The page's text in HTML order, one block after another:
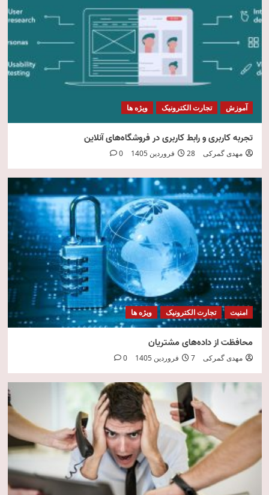
5
امنیت فناوری اطلاعات
آموزش تجارت الکترونیک ویژه ها
تجربه کاربری و رابط کاربری در فروشگاه‌های آنلاین
مهدی گمرکی 28 فروردین 1405 0
امنیت تجارت الکترونیک ویژه ها
محافظت از داده‌های مشتریان
مهدی گمرکی 7 فروردین 1405 0